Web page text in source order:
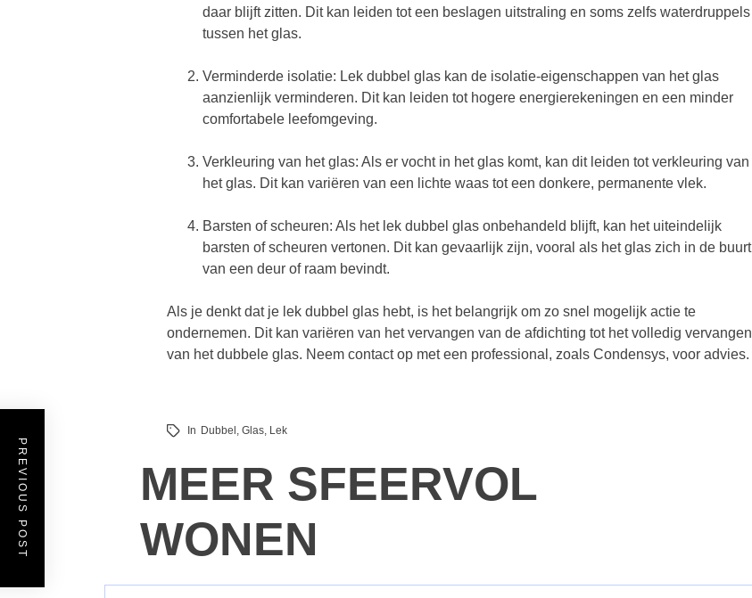
daar blijft zitten. Dit kan leiden tot een beslagen uitstraling en soms zelfs waterdruppels
tussen het glas.
Verminderde isolatie: Lek dubbel glas kan de isolatie-eigenschappen van het glas
aanzienlijk verminderen. Dit kan leiden tot hogere energierekeningen en een minder
comfortabele leefomgeving.
Verkleuring van het glas: Als er vocht in het glas komt, kan dit leiden tot verkleuring van
het glas. Dit kan variëren van een lichte waas tot een donkere, permanente vlek.
Barsten of scheuren: Als het lek dubbel glas onbehandeld blijft, kan het uiteindelijk
barsten of scheuren vertonen. Dit kan gevaarlijk zijn, vooral als het glas zich in de buurt
van een deur of raam bevindt.
Als je denkt dat je lek dubbel glas hebt, is het belangrijk om zo snel mogelijk actie te
ondernemen. Dit kan variëren van het vervangen van de afdichting tot het volledig vervangen
van het dubbele glas. Neem contact op met een professional, zoals Condensys, voor advies.
In Dubbel , Glas, Lek
PREVIOUS POST
MEER SFEERVOL
WONEN